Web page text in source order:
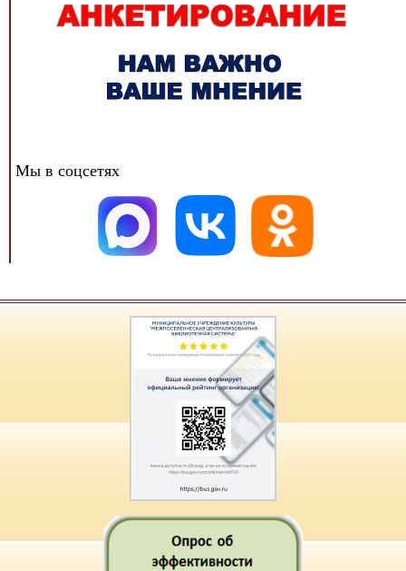
Мы в соцсетях